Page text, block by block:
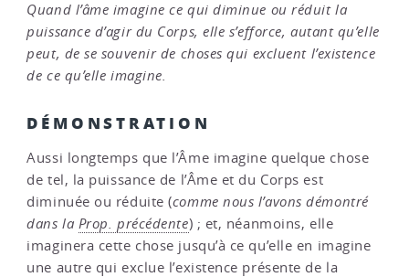
Quand l’âme imagine ce qui diminue ou réduit la
puissance d’agir du Corps, elle s’efforce, autant qu’elle
peut, de se souvenir de choses qui excluent l’existence
de ce qu’elle imagine.
DÉMONSTRATION
Aussi longtemps que l’Âme imagine quelque chose
de tel, la puissance de l’Âme et du Corps est
diminuée ou réduite (comme nous l’avons démontré
dans la Prop. précédente) ; et, néanmoins, elle
imaginera cette chose jusqu’à ce qu’elle en imagine
une autre qui exclue l’existence présente de la